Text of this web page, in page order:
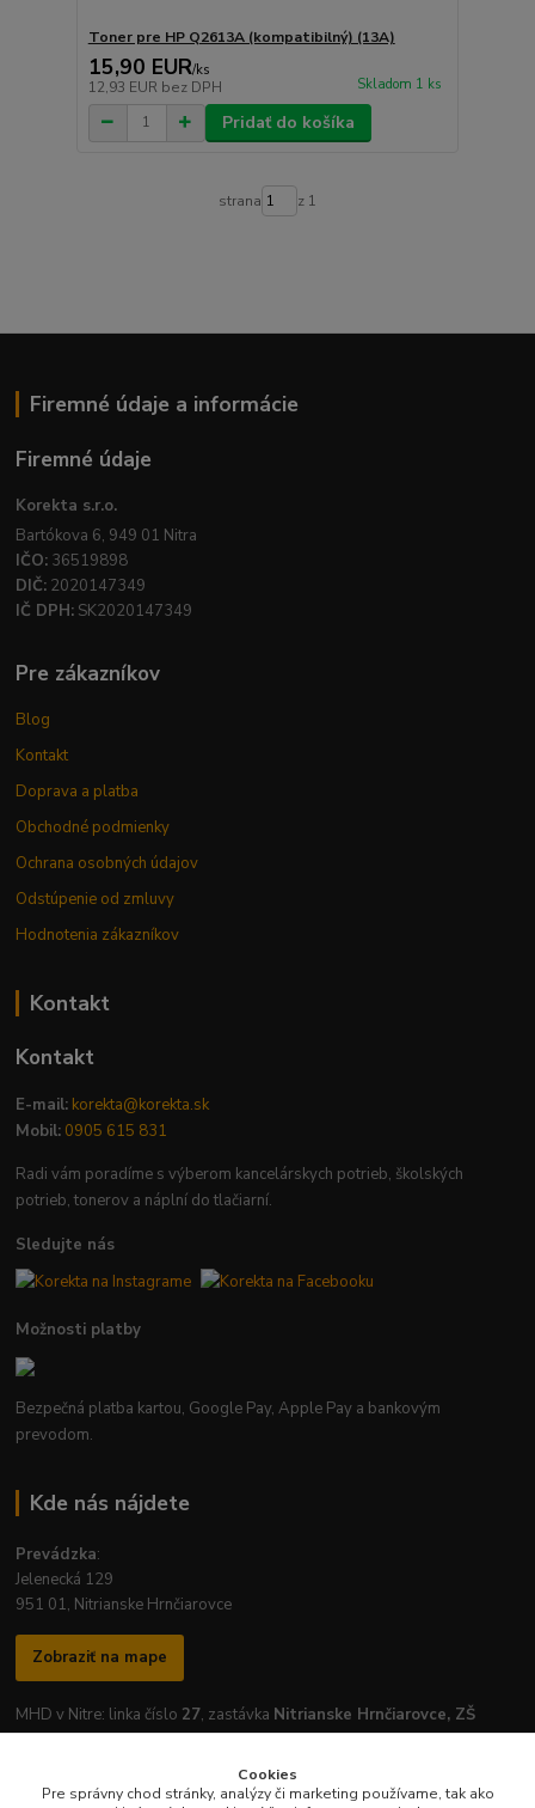
Toner pre HP Q2613A (kompatibilný) (13A)
15,90 EUR/ks
12,93 EUR bez DPH Skladom 1 ks
Pridať do košíka
strana z 1
Firemné údaje a informácie
Firemné údaje
Korekta s.r.o.
Bartókova 6, 949 01 Nitra
IČO: 36519898
DIČ: 2020147349
IČ DPH: SK2020147349
Pre zákazníkov
Blog
Kontakt
Doprava a platba
Obchodné podmienky
Ochrana osobných údajov
Odstúpenie od zmluvy
Hodnotenia zákazníkov
Kontakt
Kontakt
E-mail: korekta@korekta.sk
Mobil: 0905 615 831
Radi vám poradíme s výberom kancelárskych potrieb, školských
potrieb, tonerov a náplní do tlačiarní.
Sledujte nás
Možnosti platby
Bezpečná platba kartou, Google Pay, Apple Pay a bankovým
prevodom.
Kde nás nájdete
Prevádzka:
Jelenecká 129
951 01, Nitrianske Hrnčiarovce
Zobraziť na mape
MHD v Nitre: linka číslo 27, zastávka Nitrianske Hrnčiarovce, ZŠ
Cookies
Pre správny chod stránky, analýzy či marketing používame, tak ako